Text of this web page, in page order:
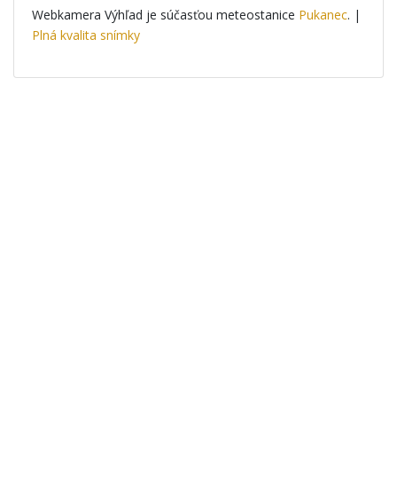
Webkamera Výhľad je súčasťou meteostanice Pukanec. |
Plná kvalita snímky